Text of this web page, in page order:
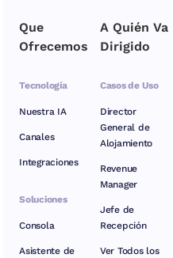
Que
Ofrecemos
Tecnología
Nuestra IA
Canales
Integraciones
Soluciones
Consola
Asistente de
A Quién Va
Dirigido
Casos de Uso
Director
General de
Alojamiento
Revenue
Manager
Jefe de
Recepción
Ver Todos los